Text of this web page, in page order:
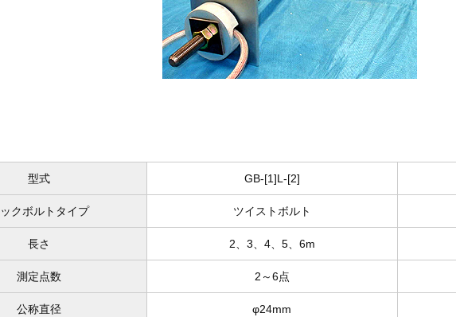
型式 GB-[1]L-[2]
クボルトタイプ ツイストボルト
長さ 2、3、4、5、6m
測定点数 2～6点
公称直径 φ24mm